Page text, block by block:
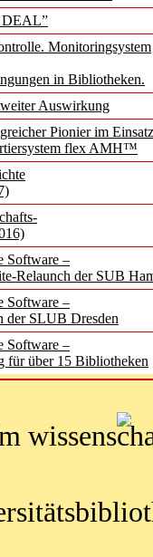
DEAL”
Monitoringsystem
in Bibliotheken.
Auswirkung
Pionier im
flex AMH™
Software –
Relaunch der SUB
Software –
der SLUB Dresden
Software –
für über 15 Bibliotheken
von
Welt
bis
in der
Media